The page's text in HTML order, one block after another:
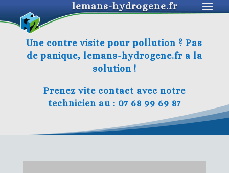
lemans-hydrogene.fr
Une contre visite pour pollution ? Pas
de panique, lemans-hydrogene.fr a la
solution !
Prenez vite contact avec notre
technicien au : 07 68 99 69 87